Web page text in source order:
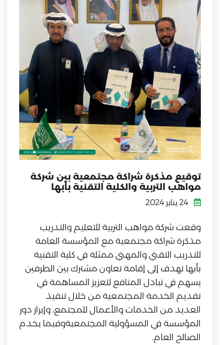
توقيع مذكرة شراكة مجتمعية بين شركة
مواهب التربية والكلية التقنية بأبها
وقعت شركة مواهب التربية للتعليم والتدريب
مذكرة شراكة مجتمعية مع المؤسسة العامة
للتدريب التقني والمهني ممثلة في كلية التقنية
بأبها تهدف إلى إقامة تعاون مشترك بين الطرفين
يسهم في تبادل المنافع لتعزيز المساهمة في
تقديم الخدمة المجتمعية من خلال تنفيذ
العديد من الخدمات والأعمال للمجتمع، وإبراز دور
المؤسسة في المسؤولية المجتمعيةوفيما يخدم
الصالح العام.